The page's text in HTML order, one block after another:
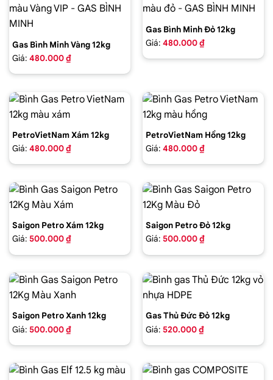
Gas Bình Minh Vàng 12kg
Giá: 480.000 ₫
Gas Bình Minh Đỏ 12kg
Giá: 480.000 ₫
PetroVietNam Xám 12kg
Giá: 480.000 ₫
PetroVietNam Hồng 12kg
Giá: 480.000 ₫
Saigon Petro Xám 12kg
Giá: 500.000 ₫
Saigon Petro Đỏ 12kg
Giá: 500.000 ₫
Saigon Petro Xanh 12kg
Giá: 500.000 ₫
Gas Thủ Đức Đỏ 12kg
Giá: 520.000 ₫